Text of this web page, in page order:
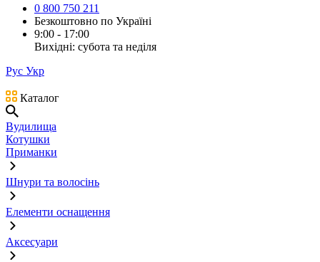
0 800 750 211
Безкоштовно по Україні
9:00 - 17:00
Вихідні: субота та неділя
Рус Укр
Каталог
Вудилища
Котушки
Приманки
Шнури та волосінь
Елементи оснащення
Аксесуари